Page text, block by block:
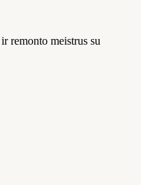
remonto meistrus su